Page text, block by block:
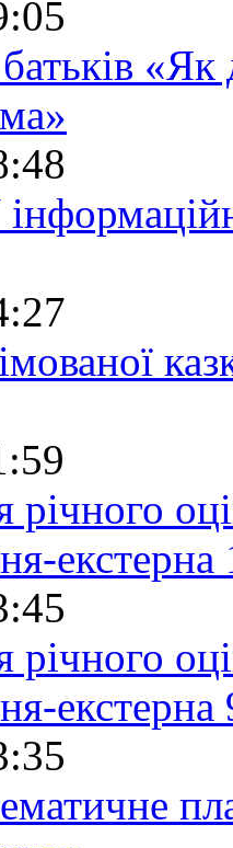
річного
екстерна
річного
екстерна